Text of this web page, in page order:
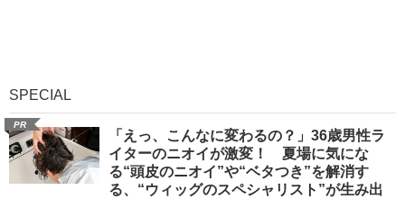
SPECIAL
PR
「えっ、こんなに変わるの？」36歳男性ラ
イターのニオイが激変！ 夏場に気にな
る“頭皮のニオイ”や“ベタつき”を解消す
る、“ウィッグのスペシャリスト”が生み出